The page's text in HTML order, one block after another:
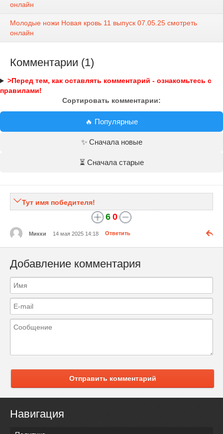
онлайн
Молодые ножи Новая кровь 11 выпуск 07.05.25 смотреть
онлайн
Комментарии (1)
>Перед тем, как оставлять комментарий - ознакомьтесь с
правилами!
Сортировать комментарии:
🔥 Популярные
✨ Сначала новые
⏳ Сначала старые
Тут имя победителя!
6 0
Микки 14 мая 2025 14:18 Ответить
Добавление комментария
Отправить комментарий
Навигация